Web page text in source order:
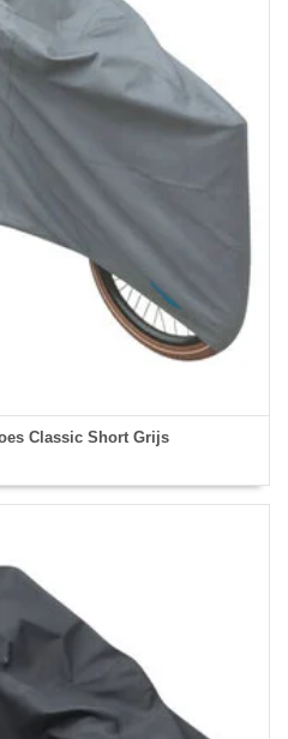
Classic Short Grijs